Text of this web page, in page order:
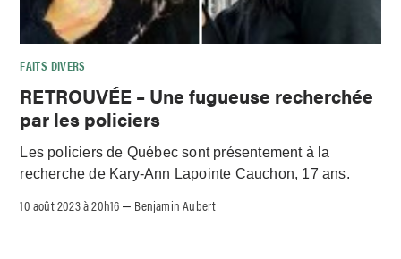
FAITS DIVERS
RETROUVÉE – Une fugueuse recherchée
par les policiers
Les policiers de Québec sont présentement à la
recherche de Kary-Ann Lapointe Cauchon, 17 ans.
10 août 2023 à 20h16 – Benjamin Aubert